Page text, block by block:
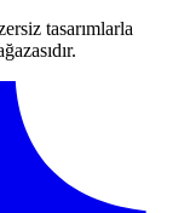
tasarımlarla